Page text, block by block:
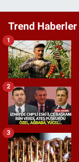
Trend Haberler
1
2
3